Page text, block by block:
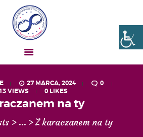
27 MARCA, 2024
0
VIEWS 0 LIKES
na ty
... Z karaczanem na ty
nr VIII Opole
RODZIC